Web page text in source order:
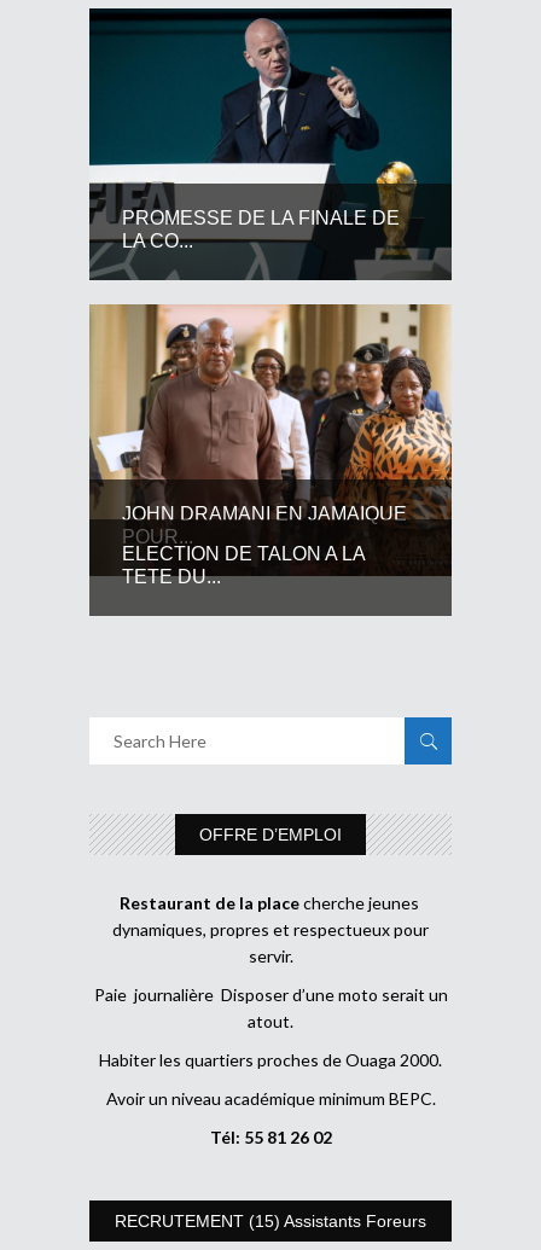
PROMESSE DE LA FINALE DE
LA CO...
JOHN DRAMANI EN JAMAIQUE
POUR...
ELECTION DE TALON A LA
TETE DU...
OFFRE D’EMPLOI
Restaurant de la placecherche jeunes
dynamiques, propres et respectueux pour
servir.
Paie journalière Disposer d’une moto serait un
atout.
Habiter les quartiers proches de Ouaga 2000.
Avoir un niveau académique minimum BEPC.
Tél: 55 81 26 02
RECRUTEMENT (15) Assistants Foreurs